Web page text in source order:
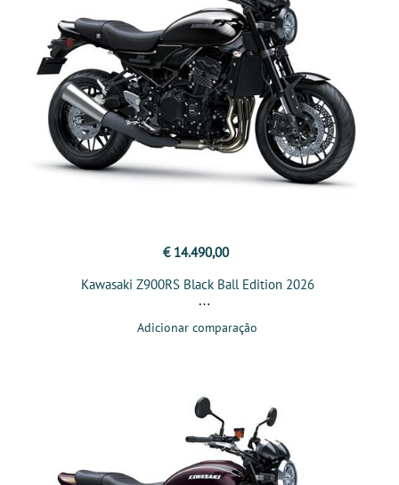
€ 14.490,00
Kawasaki Z900RS Black Ball Edition 2026
Adicionar comparação